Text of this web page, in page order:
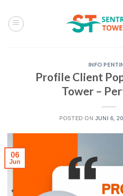
content
INFO
Profile Client
Tower –
POSTED ON JUNI 6,
06
Jun